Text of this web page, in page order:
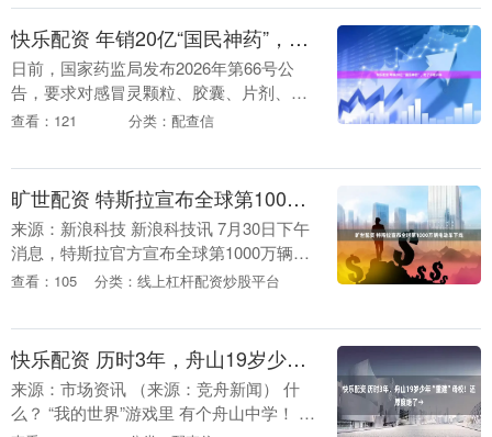
快乐配资 年销20亿“国民神药”，吃了不能开车
日前，国家药监局发布2026年第66号公
告，要求对感冒灵颗粒、胶囊、片剂、茶
剂全口服剂型说明书统一修订。 其
期间不得饮酒....
查看：121 分类：配查信
旷世配资 特斯拉宣布全球第1000万辆电动车下线
来源：新浪科技 新浪科技讯 7月30日下午
消息，特斯拉官方宣布全球第1000万辆电
动车在弗里蒙特工厂正式下线，特斯拉成
业....
查看：105 分类：线上杠杆配资炒股平台
快乐配资 历时3年，舟山19岁少年“重建”母校！还原度绝了→
来源：市场资讯 （来源：竞舟新闻） 什
么？ “我的世界”游戏里 有个舟山中学！ 几